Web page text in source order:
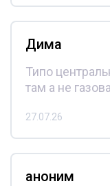
Дима
Типо
там а не
27.07.26
аноним